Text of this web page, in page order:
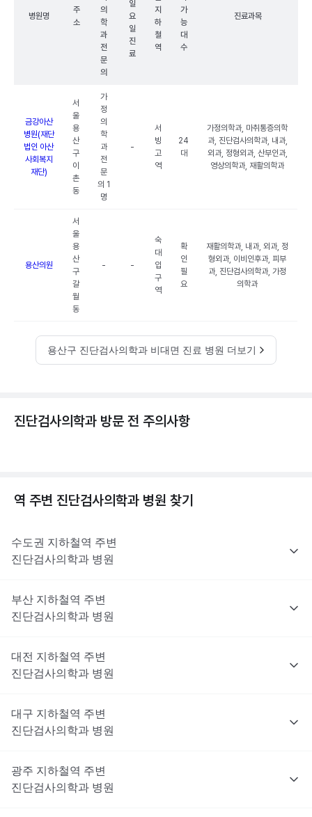
병원명
주
소
의
학
과
전
문
의
일
요
일
진
료
지
하
철
역
가
능
대
수
진료과목
금강아산
병원(재단
법인 아산
사회복지
재단)
서
울
용
산
구
이
촌
동
가
정
의
학
과
전
문
의 1
명
-
서
빙
고
역
24
대
가정의학과, 마취통증의학
과, 진단검사의학과, 내과,
외과, 정형외과, 산부인과,
영상의학과, 재활의학과
용산의원
서
울
용
산
구
갈
월
동
- -
숙
대
입
구
역
확
인
필
요
재활의학과, 내과, 외과, 정
형외과, 이비인후과, 피부
과, 진단검사의학과, 가정
의학과
용산구 진단검사의학과 비대면 진료 병원 더보기
진단검사의학과 방문 전 주의사항
역 주변 진단검사의학과 병원 찾기
수도권 지하철역 주변
진단검사의학과 병원
부산 지하철역 주변
진단검사의학과 병원
대전 지하철역 주변
진단검사의학과 병원
대구 지하철역 주변
진단검사의학과 병원
광주 지하철역 주변
진단검사의학과 병원